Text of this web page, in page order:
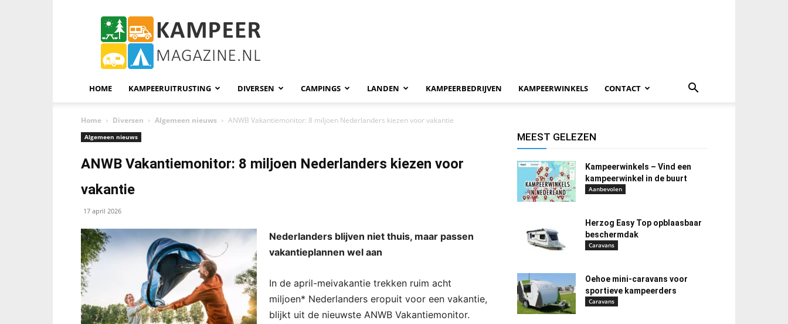
KampeerMagazine
HOME KAMPEERUITRUSTING DIVERSEN CAMPINGS LANDEN KAMPEERBEDRIJVEN KAMPEERWINKELS CONTACT
Home Diversen Algemeen nieuws ANWB Vakantiemonitor: 8 miljoen Nederlanders kiezen voor vakantie
Algemeen nieuws
ANWB Vakantiemonitor: 8 miljoen Nederlanders kiezen voor
vakantie
17 april 2026
Nederlanders blijven niet thuis, maar passen
vakantieplannen wel aan
In de april-meivakantie trekken ruim acht
miljoen* Nederlanders eropuit voor een vakantie,
blijkt uit de nieuwste ANWB Vakantiemonitor.
MEEST GELEZEN
Kampeerwinkels – Vind een
kampeerwinkel in de buurt
Aanbevolen
Herzog Easy Top opblaasbaar
beschermdak
Caravans
Oehoe mini-caravans voor
sportieve kampeerders
Caravans